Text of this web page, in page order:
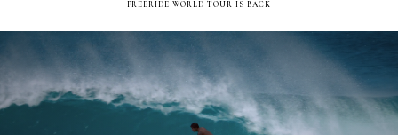
FREERIDE WORLD TOUR IS BACK